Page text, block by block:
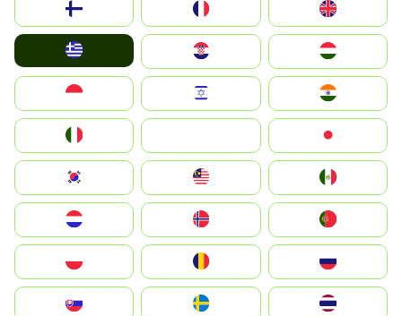
United Kingdom
Magyarország
South Korea